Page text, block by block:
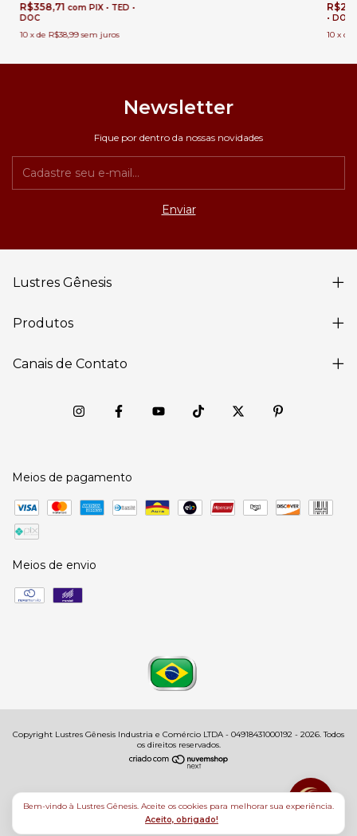
Bem-vindo à Lustres Gênesis. Aceite os cookies para melhorar sua experiência.
Aceito, obrigado!
R$358,71 com PIX • TED •
DOC
10 xde R$38,99 sem juros
• DOC
10 x de
Newsletter
Fique por dentro da nossas novidades
Lustres Gênesis
Produtos
Canais de Contato
Meios de pagamento
Meios de envio
Copyright Lustres Gênesis Industria e Comércio LTDA - 04918431000192 - 2026. Todos
os direitos reservados.